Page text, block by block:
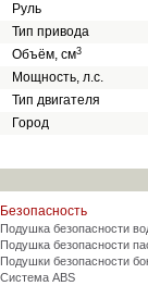
Руль
Тип привода
Объём, см3
Мощность, л.с.
Тип двигателя
Город
Безопасность
Подушка безопасности
Подушка безопасности
Подушки безопасности
Система ABS